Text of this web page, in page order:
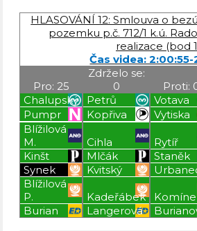
HLASOVÁNÍ 12: Smlouva o
pozemku p.č. 712/1 k.ú.
realizace (bod
Čas videa: 2:00:55-
Pro: 25
Zdrželo se:
0
Proti:
Chalupský
Petrů Votava
Pumpr
Kopřiva Vytiska
Blížilová
M.
Cihla Rytíř
Kinšt
Mlčák Staněk
Synek
Kvitský
Blížilová
P.
Kadeřábek
Burian
Langerová